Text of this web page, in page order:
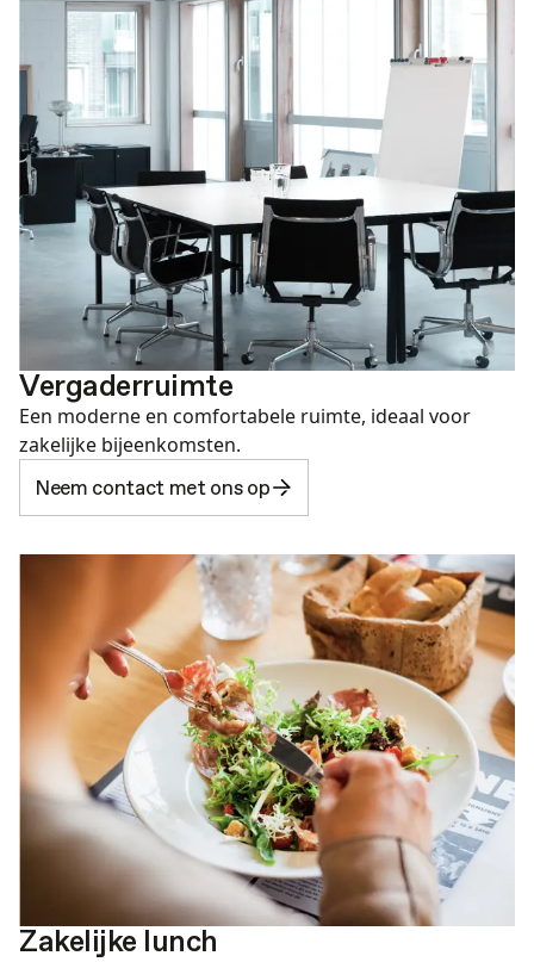
Vergaderruimte
Een moderne en comfortabele ruimte, ideaal voor
zakelijke bijeenkomsten.
Neem contact met ons op
Zakelijke lunch